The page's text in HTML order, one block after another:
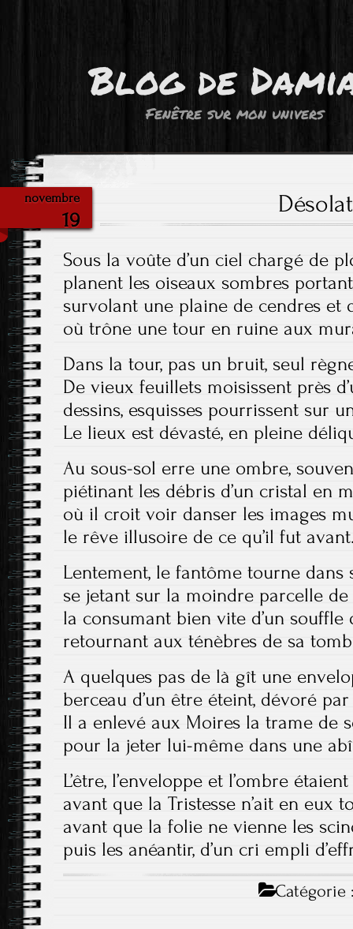
Blog de
Fenêtre sur mon univers
novembre
19
Sous la voûte d’un ciel chargé de
planent les oiseaux sombres
survolant une plaine de cendres et
où trône une tour en ruine aux
Dans la tour, pas un bruit, seul
De vieux feuillets moisissent près
dessins, esquisses pourrissent sur
Le lieux est dévasté, en pleine
Au sous-sol erre une ombre,
piétinant les débris d’un cristal en
où il croit voir danser les images
le rêve illusoire de ce qu’il fut
Lentement, le fantôme tourne dans
se jetant sur la moindre parcelle
la consumant bien vite d’un souffle
retournant aux ténèbres de sa
A quelques pas de là gît une
berceau d’un être éteint, dévoré
Il a enlevé aux Moires la trame de
pour la jeter lui-même dans une
L’être, l’enveloppe et l’ombre
avant que la Tristesse n’ait en eux
avant que la folie ne vienne les
puis les anéantir, d’un cri empli
Catégorie